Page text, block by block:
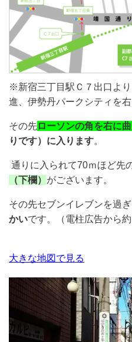
※新宿三丁目駅Ｃ７出口よ
進、伊勢丹パークシティを右
その先ローソンの角を右に
りです）に入ります。
通りに入られて70ｍほど先
（下欄） がございます。
その先セブンイレブンを過
かいです。（電柱広告から約
大きな地図で見る